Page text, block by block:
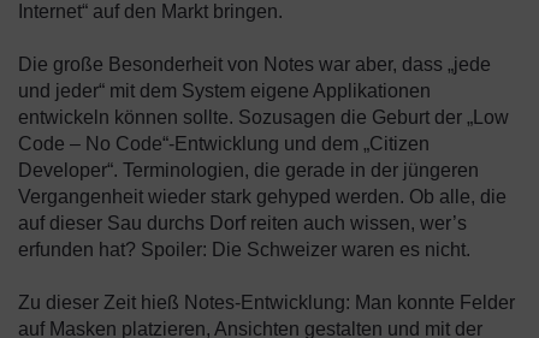
Internet“ auf den Markt bringen.
Die große Besonderheit von Notes war aber, dass „jede
und jeder“ mit dem System eigene Applikationen
entwickeln können sollte. Sozusagen die Geburt der „Low
Code – No Code“-Entwicklung und dem „Citizen
Developer“. Terminologien, die gerade in der jüngeren
Vergangenheit wieder stark gehyped werden. Ob alle, die
auf dieser Sau durchs Dorf reiten auch wissen, wer’s
erfunden hat? Spoiler: Die Schweizer waren es nicht.
Zu dieser Zeit hieß Notes-Entwicklung: Man konnte Felder
auf Masken platzieren, Ansichten gestalten und mit der